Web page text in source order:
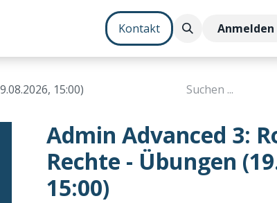
Bundles
Kontakt Anmelden
15:00)
Admin Advanced 3:
Rechte - Übungen
15:00)